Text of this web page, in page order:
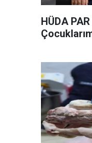
HÜDA